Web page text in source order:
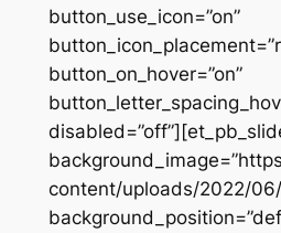
button_use_icon=”on”
button_on_hover=”on”
content/uploads/2022/06/